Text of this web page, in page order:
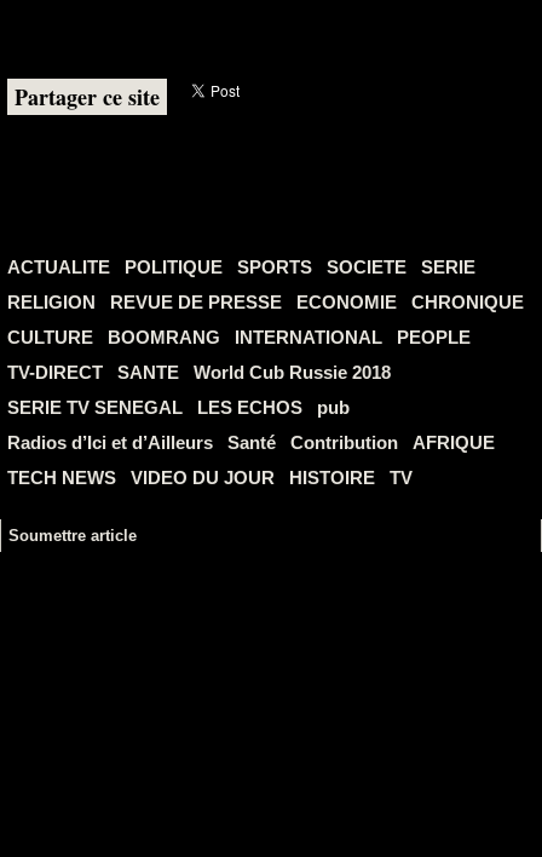
Partager ce site
ACTUALITE POLITIQUE SPORTS SOCIETE
SERIE
RELIGION
REVUE DE PRESSE ECONOMIE
CHRONIQUE
CULTURE
BOOMRANG INTERNATIONAL
PEOPLE
TV-DIRECT
SANTE
World Cub Russie 2018
SERIE TV SENEGAL
LES ECHOS
pub
Radios d’Ici et d’Ailleurs
Santé Contribution
AFRIQUE
TECH NEWS
VIDEO DU JOUR HISTOIRE TV
Soumettre article